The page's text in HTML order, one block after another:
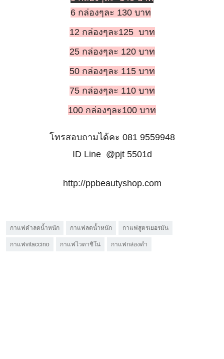
6 กล่องๆละ 130 บาท
12 กล่องๆละ125 บาท
25 กล่องๆละ 120 บาท
50 กล่องๆละ 115 บาท
75 กล่องๆละ 110 บาท
100 กล่องๆละ100 บาท
โทรสอบถามได้คะ 081 9559948
ID Line @pjt 5501d
http://ppbeautyshop.com
กาแฟดำลดน้ำหนัก กาแฟลดน้ำหนัก กาแฟสูตรเยอรมัน
กาแฟvitaccino กาแฟไวตาชิโน่ กาแฟกล่องดำ